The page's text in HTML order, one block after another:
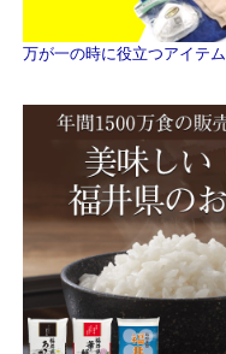
万が一の時に役立つアイテム